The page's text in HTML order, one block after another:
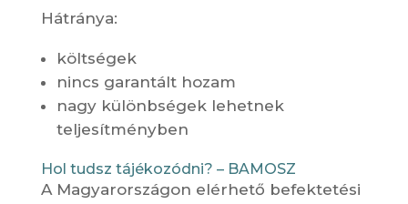
Hátránya:
költségek
nincs garantált hozam
nagy különbségek lehetnek
teljesítményben
Hol tudsz tájékozódni? – BAMOSZ
A Magyarországon elérhető befektetési